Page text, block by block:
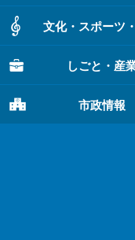
文化・スポーツ
しごと・産
市政情報